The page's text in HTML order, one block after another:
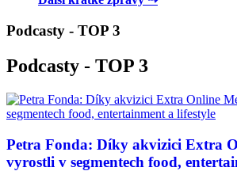
Podcasty - TOP 3
Podcasty - TOP 3
Petra Fonda: Díky akvizici Extra
vyrostli v segmentech food,